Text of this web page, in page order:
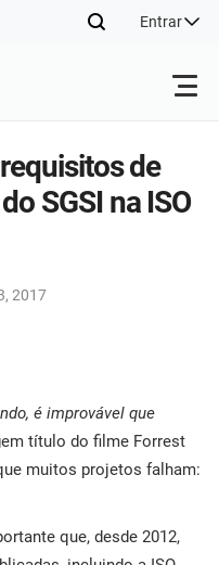
Entrar
de
de
SGSI na ISO
2017
é improvável que
título do filme Forrest
muitos projetos falham:
que, desde 2012,